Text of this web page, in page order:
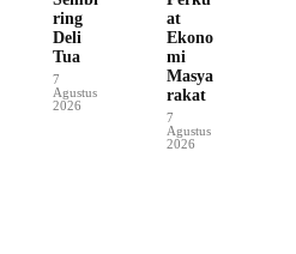
ring
Deli
Tua
7
Agustus
2026
at
Ekono
mi
Masya
rakat
7
Agustus
2026